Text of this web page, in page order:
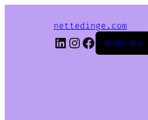
nettedinge.com
LinkedIn
Instagram
Facebook
Anmelden